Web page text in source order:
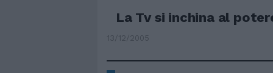
La Tv si inchina al
13/12/2005